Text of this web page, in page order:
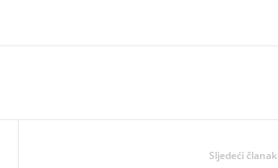
Sljedeći članak